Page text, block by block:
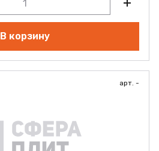
В корзину
арт. -